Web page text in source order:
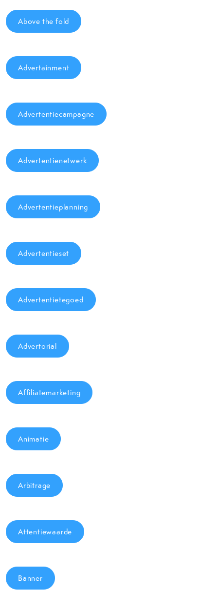
Above the fold
Advertainment
Advertentiecampagne
Advertentienetwerk
Advertentieplanning
Advertentieset
Advertentietegoed
Advertorial
Affiliatemarketing
Animatie
Arbitrage
Attentiewaarde
Banner